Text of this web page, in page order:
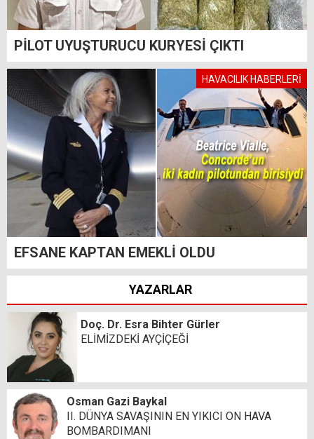
PİLOT UYUŞTURUCU KURYESİ ÇIKTI
HAVACILIK HABERLERİ
EFSANE KAPTAN EMEKLİ OLDU
YAZARLAR
Doç. Dr. Esra Bihter Gürler
ELİMİZDEKİ AYÇİÇEĞİ
Osman Gazi Baykal
II. DÜNYA SAVAŞININ EN YIKICI ON HAVA
BOMBARDIMANI